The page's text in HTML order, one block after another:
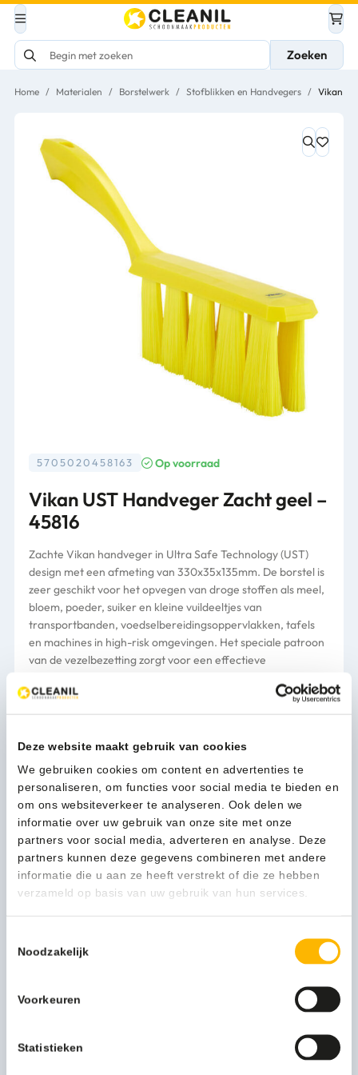
Deze website maakt gebruik van cookies
We gebruiken cookies om content en advertenties te
personaliseren, om functies voor social media te bieden en
om ons websiteverkeer te analyseren. Ook delen we
informatie over uw gebruik van onze site met onze
partners voor social media, adverteren en analyse. Deze
partners kunnen deze gegevens combineren met andere
informatie die u aan ze heeft verstrekt of die ze hebben
verzameld op basis van uw gebruik van hun services.
Noodzakelijk
Voorkeuren
Statistieken
Zoeken
Home / Materialen / Borstelwerk / Stofblikken en Handvegers / Vikan
5705020458163 Op voorraad
Vikan UST Handveger Zacht geel –
45816
Zachte Vikan handveger in Ultra Safe Technology (UST)
design met een afmeting van 330x35x135mm. De borstel is
zeer geschikt voor het opvegen van droge stoffen als meel,
bloem, poeder, suiker en kleine vuildeeltjes van
transportbanden, voedselbereidingsoppervlakken, tafels
en machines in high-risk omgevingen. Het speciale patroon
van de vezelbezetting zorgt voor een effectieve
reinigen. De handveger is bestand tegen temperaturen tot
121°C en is verkrijgbaar in diverse kleuren voor het
Verpakkingper stuk
17,96 (21,73 Incl. btw)
Vikan
UST
Handveger
Zacht
aantal
In winkelwagen
1-3 werkdagen